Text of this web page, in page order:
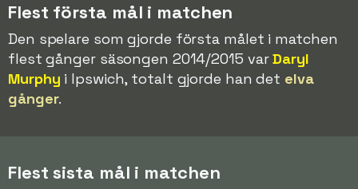
Flest första mål i matchen
Den spelare som gjorde första målet i matchen
flest gånger säsongen 2014/2015 varDaryl
Murphy i Ipswich, totalt gjorde han det elva
gånger.
Flest sista mål i matchen